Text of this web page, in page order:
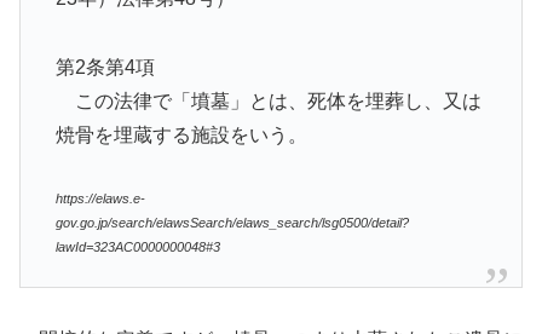
第2条第4項
この法律で「墳墓」とは、死体を埋葬し、又は
焼骨を埋蔵する施設をいう。
https://elaws.e-
gov.go.jp/search/elawsSearch/elaws_search/lsg0500/detail?
lawId=323AC0000000048#3